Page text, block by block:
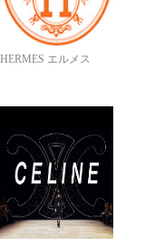
HERMES エルメス